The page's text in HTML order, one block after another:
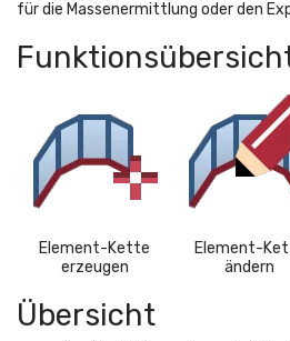
für die Massenermittlung oder den
Element-Kette
erzeugen
Element-
ändern
Übersicht